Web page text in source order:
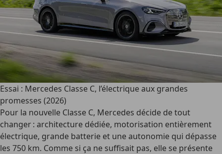
Essai : Mercedes Classe C, l’électrique aux grandes
promesses (2026)
Pour la nouvelle Classe C, Mercedes décide de tout
changer : architecture dédiée, motorisation entièrement
électrique, grande batterie et une autonomie qui dépasse
les 750 km. Comme si ça ne suffisait pas, elle se présente